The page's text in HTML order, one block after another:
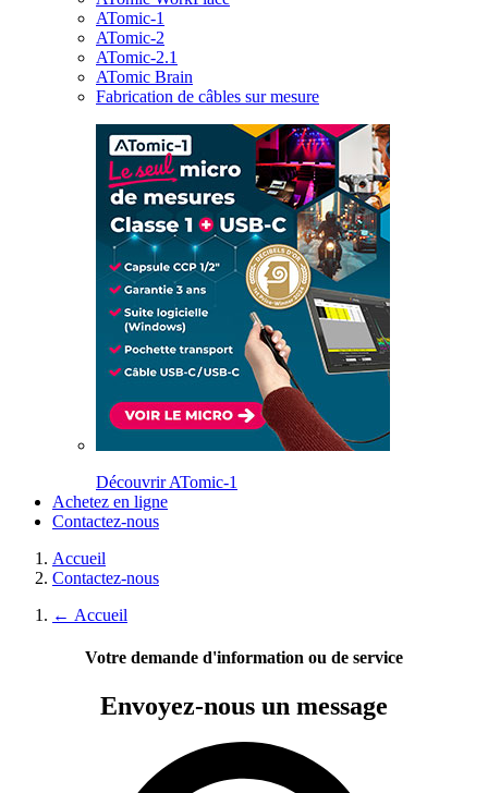
ATomic-1
ATomic-2
ATomic-2.1
ATomic Brain
Fabrication de câbles sur mesure
Découvrir ATomic-1
Achetez en ligne
Contactez-nous
Accueil
Contactez-nous
← Accueil
Votre demande d'information ou de service
Envoyez-nous un message